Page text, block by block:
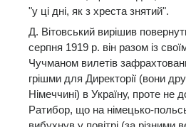
"у ці дні, як з хреста знятий".
Д. Вітовський вирішив
серпня 1919 р. він разом із
Чучманом вилетів
грішми для Директорії (вони
Німеччині) в Україну, проте не
Ратибор, що на німецько-